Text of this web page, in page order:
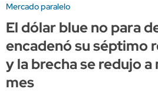
Mercado paralelo
El dólar blue no para
encadenó su séptimo
y la brecha se redujo
mes